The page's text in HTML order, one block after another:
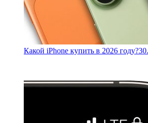
Какой iPhone купить в 2026 году?